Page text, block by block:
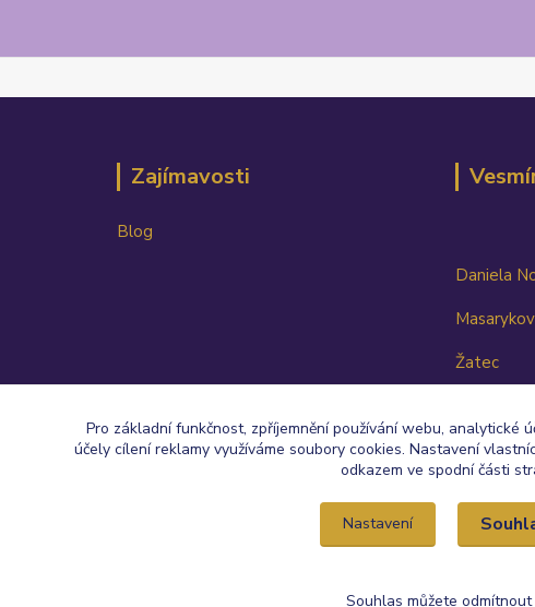
Zajímavosti
Blog
Daniela
Žatec
TEL: 603
Pro základní funkčnost, zpříjemnění používání webu, analytické
účely cílení reklamy využíváme soubory cookies. Nastavení
odkazem ve spodní části
Nastavení
Souhlas můžete odmítnout